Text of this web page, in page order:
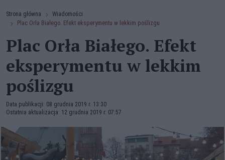
Strona główna
Wiadomości
Plac Orła Białego. Efekt eksperymentu w lekkim poślizgu
Plac Orła Białego. Efekt
eksperymentu w lekkim
poślizgu
Data publikacji: 08 grudnia 2019 r. 13:30
Ostatnia aktualizacja: 12 grudnia 2019 r. 07:57